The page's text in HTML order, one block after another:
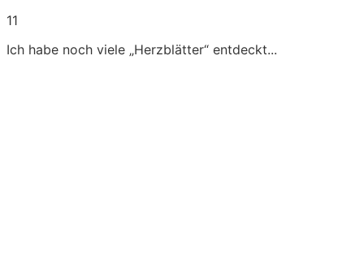
11
Ich habe noch viele „Herzblätter“ entdeckt...